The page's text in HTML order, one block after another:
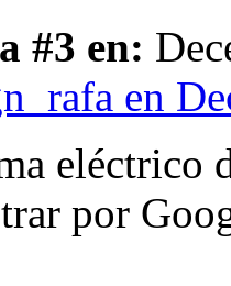
#3 en:
en
eléctrico
por